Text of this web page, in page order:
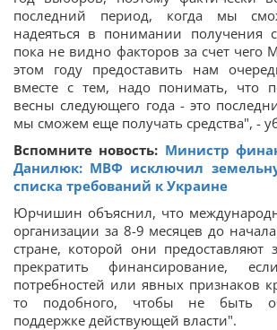
последний период, когда мы
надеяться в понимании получения
пока не видно факторов за счет
этом году предоставить нам
вместе с тем, надо понимать, что
весны следующего года - это
мы сможем еще получать средства", -
Вспомните новость: Министр
Данилюк: МВФ исключил
списка требований к Украине
Юрчишин объяснил, что
организации за 8-9 месяцев до
стране, которой они предоставляют
прекратить финансирование,
потребностей или явных признаков
то подобного, чтобы не быть
поддержке действующей власти".